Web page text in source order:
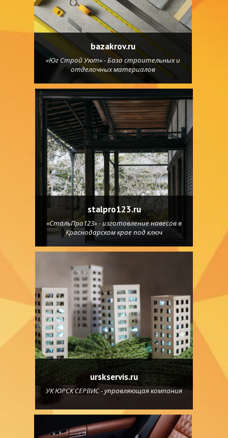
bazakrov.ru
«Юг Строй Уют» - База строительных и
отделочных материалов
stalpro123.ru
«СтальПро123» - изготовление навесов в
Краснодарском крае под ключ
urskservis.ru
УК ЮРСК СЕРВИС - управляющая компания